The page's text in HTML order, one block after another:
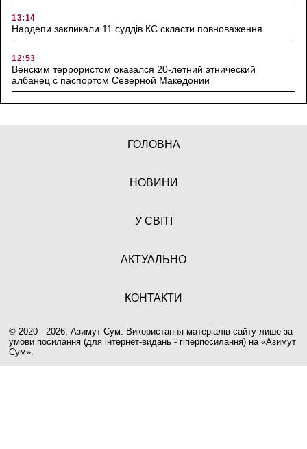
13:14
Нардепи закликали 11 суддів КС скласти повноваження
12:53
Венским террористом оказался 20-летний этнический
албанец с паспортом Северной Македонии
ГОЛОВНА
НОВИНИ
У СВІТІ
АКТУАЛЬНО
КОНТАКТИ
© 2020 - 2026, Азимут Сум. Використання матеріалів сайту лише за
умови посилання (для інтернет-видань - гіперпосилання) на «Азимут
Сум».